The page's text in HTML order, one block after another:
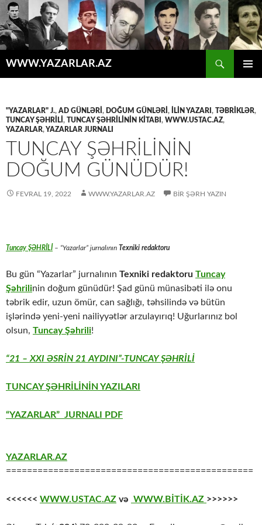
WWW.YAZARLAR.AZ
"YAZARLAR" J., AD GÜNLƏRİ , DOĞUM GÜNLƏRİ , İLİN YAZARI , TƏBRİKLƏR,
TUNCAY ŞƏHRİLİ , TUNCAY ŞƏHRİLİNİN KİTABI , WWW.USTAC.AZ,
YAZARLAR, YAZARLAR JURNALI
TUNCAY ŞƏHRİLİNİN
DOĞUM GÜNÜDÜR!
FEVRAL 19, 2022 WWW.YAZARLAR.AZ BIR ŞƏRH YAZIN
Tuncay ŞƏHRİLİ – “Yazarlar” jurnalının Texniki redaktoru
Bu gün “Yazarlar” jurnalının Texniki redaktoru Tuncay
Şəhrilinin doğum günüdür! Şad günü münasibəti ilə onu
təbrik edir, uzun ömür, can sağlığı, təhsilində və bütün
işlərində yeni-yeni nailiyyətlər arzulayırıq! Uğurlarınız bol
olsun, Tuncay Şəhrili!
“21 – XXI ƏSRİN 21 AYDINI”-TUNCAY ŞƏHRİLİ
TUNCAY ŞƏHRİLİNİN YAZILARI
“YAZARLAR” JURNALI PDF
YAZARLAR.AZ
===============================================
<<<<<< WWW.USTAC.AZ və WWW.BİTİK.AZ >>>>>>